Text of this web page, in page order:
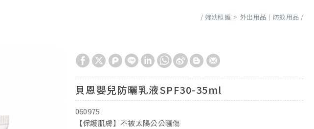
婦幼照護 外出用品│防蚊用品
貝恩嬰兒防曬乳液SPF30-35ml
060975
【保護肌膚】不被太陽公公曬傷